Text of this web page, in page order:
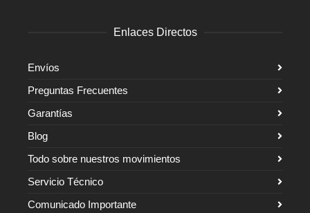
Enlaces Directos
Envíos
Preguntas Frecuentes
Garantías
Blog
Todo sobre nuestros movimientos
Servicio Técnico
Comunicado Importante